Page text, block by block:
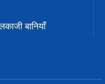
बानियाँ